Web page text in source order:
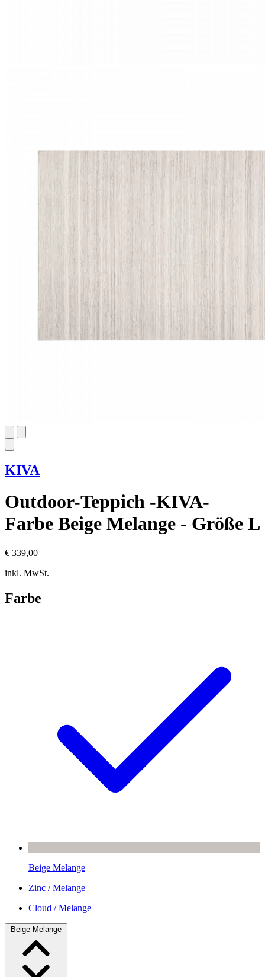
KIVA
Outdoor-Teppich -KIVA-
Farbe Beige Melange - Größe L
€ 339,00
inkl. MwSt.
Farbe
Beige Melange
Zinc / Melange
Cloud / Melange
Beige Melange